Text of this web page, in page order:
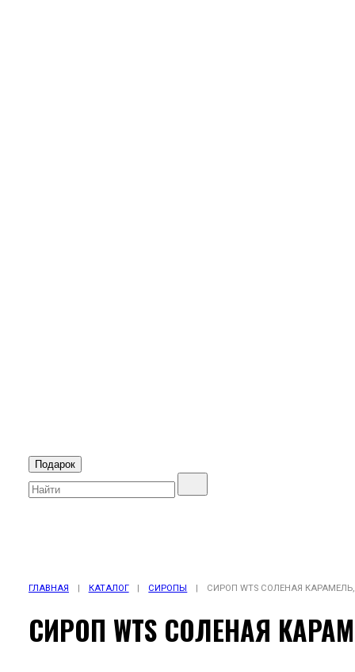
Подарок
ГЛАВНАЯ | КАТАЛОГ | СИРОПЫ | СИРОП WTS СОЛЕНАЯ КАРАМЕЛЬ,
СИРОП WTS СОЛЕНАЯ